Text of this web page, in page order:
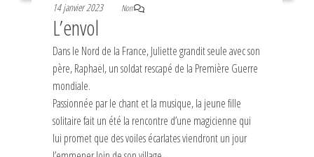
14 janvier 2023
Non
L’envol
Dans le Nord de la France, Juliette grandit seule avec son
père, Raphaël, un soldat rescapé de la Première Guerre
mondiale.
Passionnée par le chant et la musique, la jeune fille
solitaire fait un été la rencontre d’une magicienne qui
lui promet que des voiles écarlates viendront un jour